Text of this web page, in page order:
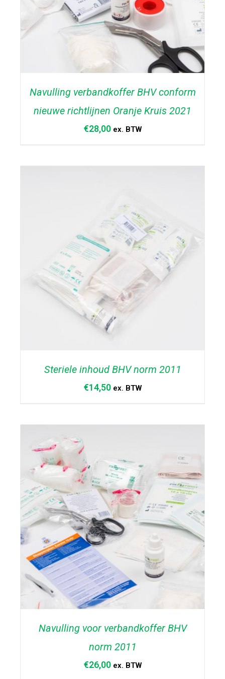
TOEVOEGEN AAN WINKELWAGEN / DETAILS
Navulling verbandkoffer BHV conform
nieuwe richtlijnen Oranje Kruis 2021
€28,00 ex. BTW
TOEVOEGEN AAN WINKELWAGEN
Steriele inhoud BHV norm 2011
€14,50 ex. BTW
Navulling voor verbandkoffer BHV
norm 2011
€26,00 ex. BTW